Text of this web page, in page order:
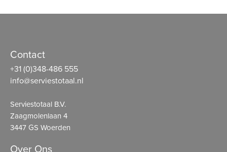
Contact
+31 (0)348-486 555
info@serviestotaal.nl
Serviestotaal B.V.
Zaagmolenlaan 4
3447 GS Woerden
Over Ons